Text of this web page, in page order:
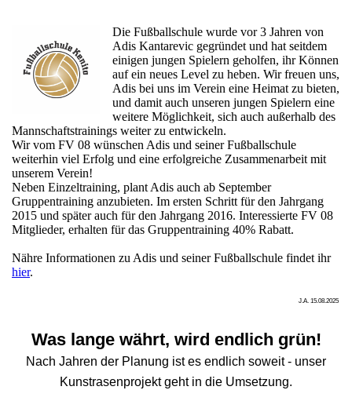
Die Fußballschule wurde vor 3 Jahren von
Adis Kantarevic gegründet und hat seitdem
einigen jungen Spielern geholfen, ihr Können
auf ein neues Level zu heben. Wir freuen uns,
Adis bei uns im Verein eine Heimat zu bieten,
und damit auch unseren jungen Spielern eine
weitere Möglichkeit, sich auch außerhalb des
Mannschaftstrainings weiter zu entwickeln.
Wir vom FV 08 wünschen Adis und seiner Fußballschule
weiterhin viel Erfolg und eine erfolgreiche Zusammenarbeit mit
unserem Verein!
Neben Einzeltraining, plant Adis auch ab September
Gruppentraining anzubieten. Im ersten Schritt für den Jahrgang
2015 und später auch für den Jahrgang 2016. Interessierte FV 08
Mitglieder, erhalten für das Gruppentraining 40% Rabatt.
Nähre Informationen zu Adis und seiner Fußballschule findet ihr
hier.
J.A. 15.08.2025
Was lange währt, wird endlich grün!
Nach Jahren der Planung ist es endlich soweit - unser
Kunstrasenprojekt geht in die Umsetzung.